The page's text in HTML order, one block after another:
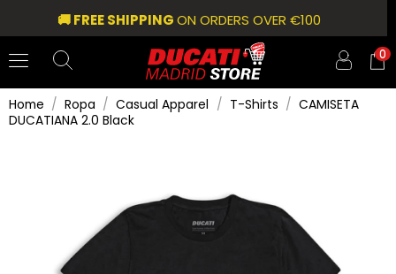
🚚 FREE SHIPPINGON ORDERS OVER €100
0
Home Ropa Casual Apparel T-Shirts
CAMISETA
DUCATIANA 2.0 Black